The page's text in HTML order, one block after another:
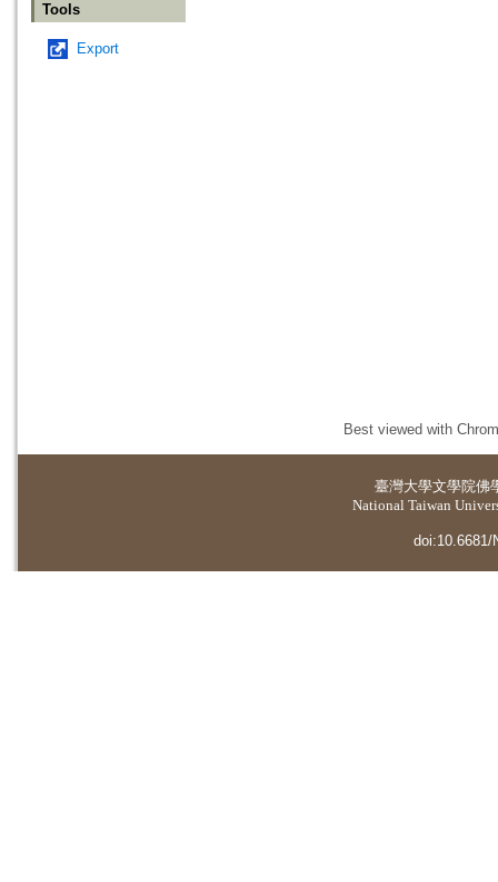
Tools
Export
Best viewed with
臺灣大學文學院佛
National Taiwan
doi:10.6681/